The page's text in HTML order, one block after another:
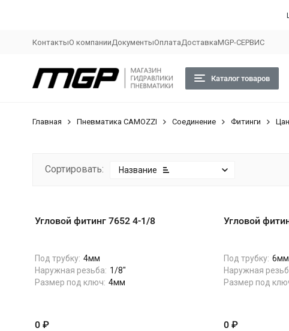
КонтактыО компании ДокументыОплата ДоставкаMGP-СЕРВИС
Каталог товаров
Главная Пневматика CAMOZZI Соединение Фитинги
Сортировать: Название
Угловой фитинг 7652 4-1/8
Под трубку: 4мм
Наружная резьба: 1/8"
Размер под ключ: 4мм
0 ₽
Угловой
Под трубку: 6мм
Наружная
Размер под
0 ₽